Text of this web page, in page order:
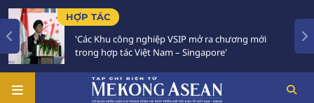
mở ra chương mới
Việt Nam - Thái Lan nhất trí
Chiến lược 'Ba kết nối'